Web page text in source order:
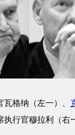
格纳（左一）、
执行官穆拉利（右